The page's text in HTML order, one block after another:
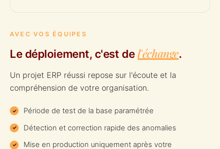
AVEC VOS ÉQUIPES
Le déploiement, c'est del'échange.
Un projet ERP réussi repose sur l'écoute et la
compréhension de votre organisation.
Période de test de la base paramétrée
Détection et correction rapide des anomalies
Mise en production uniquement après votre